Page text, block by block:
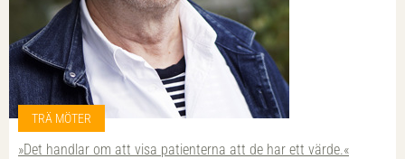
TRÄ MÖTER
»Det handlar om att visa patienterna att de har ett värde.«